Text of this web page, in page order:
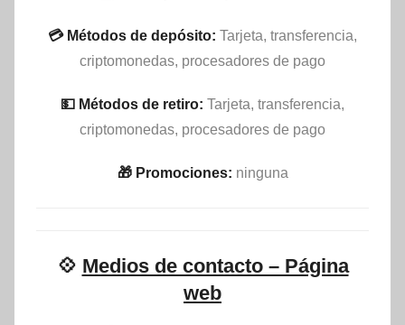
💳 Métodos de depósito: Tarjeta, transferencia,
criptomonedas, procesadores de pago
💵​ Métodos de retiro: Tarjeta, transferencia,
criptomonedas, procesadores de pago
🎁 Promociones: ninguna
💠 Medios de contacto – Página
web